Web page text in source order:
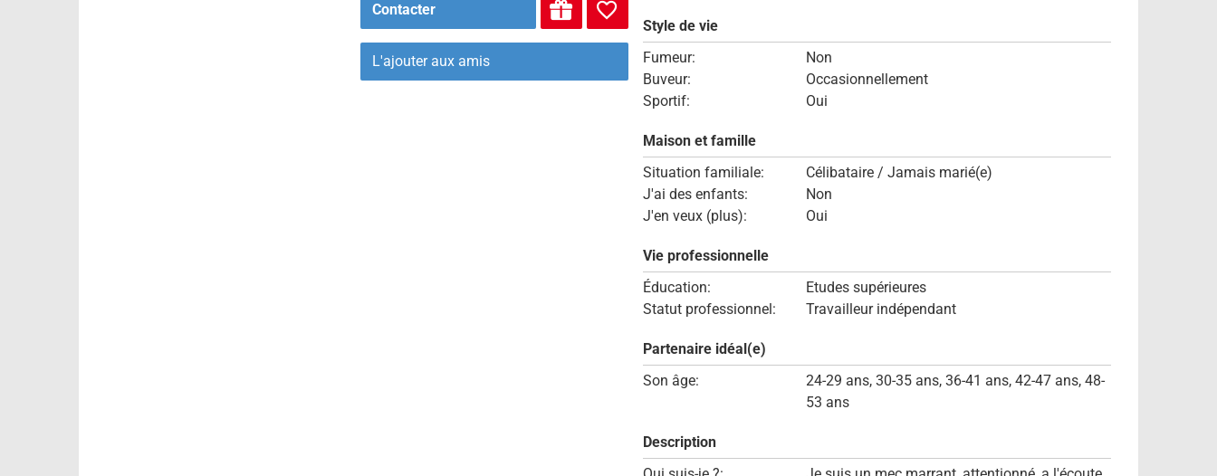
Contacter
L'ajouter aux amis
Style de vie
Fumeur:
Non
Buveur:
Occasionnellement
Sportif:
Oui
Maison et famille
Situation familiale:
Célibataire / Jamais marié(e)
J'ai des enfants:
Non
J'en veux (plus):
Oui
Vie professionnelle
Éducation:
Etudes supérieures
Statut professionnel:
Travailleur indépendant
Partenaire idéal(e)
Son âge:
24-29 ans, 30-35 ans, 36-41 ans, 42-47 ans, 48-
53 ans
Description